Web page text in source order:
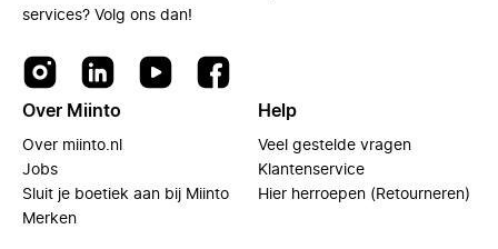
services? Volg ons dan!
Over Miinto
Over miinto.nl
Jobs
Sluit je boetiek aan bij Miinto
Merken
Help
Veel gestelde vragen
Klantenservice
Hier herroepen (Retourneren)